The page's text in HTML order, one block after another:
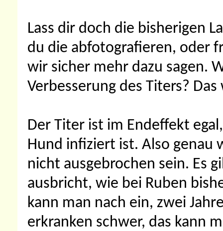
Lass dir doch die bisherigen
du die abfotografieren, oder
wir sicher mehr dazu sagen.
Verbesserung des Titers?
Der Titer ist im Endeffekt
Hund infiziert ist. Also genau
nicht ausgebrochen sein. Es
ausbricht, wie bei Ruben
kann man nach ein, zwei
erkranken schwer, das kann